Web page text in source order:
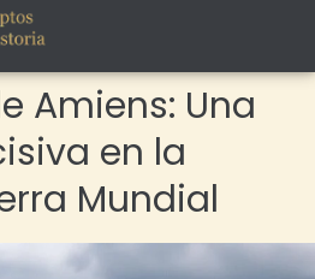
Amiens: Una
en la
Mundial